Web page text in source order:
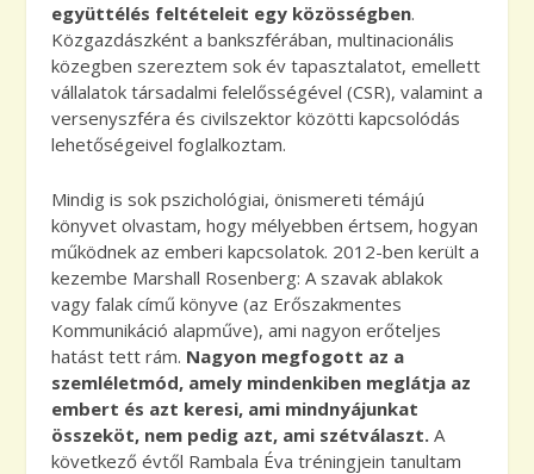
együttélés feltételeit egy közösségben.
Közgazdászként a bankszférában, multinacionális
közegben szereztem sok év tapasztalatot, emellett
vállalatok társadalmi felelősségével (CSR), valamint a
versenyszféra és civilszektor közötti kapcsolódás
lehetőségeivel foglalkoztam.
Mindig is sok pszichológiai, önismereti témájú
könyvet olvastam, hogy mélyebben értsem, hogyan
működnek az emberi kapcsolatok. 2012-ben került a
kezembe Marshall Rosenberg: A szavak ablakok
vagy falak című könyve (az Erőszakmentes
Kommunikáció alapműve), ami nagyon erőteljes
hatást tett rám. Nagyon megfogott az a
szemléletmód, amely mindenkiben meglátja az
embert és azt keresi, ami mindnyájunkat
összeköt, nem pedig azt, ami szétválaszt.A
következő évtől Rambala Éva tréningjein tanultam